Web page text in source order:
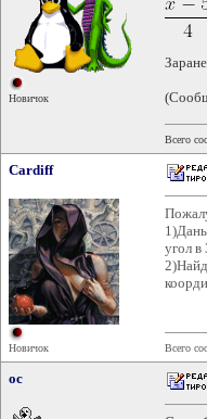
Новичок
Всего
Cardiff
Новичок
угол
Всего
oc